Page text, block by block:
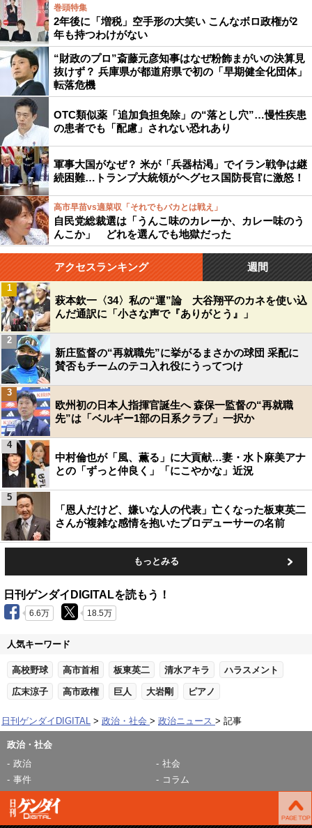
巻頭特集
2年後に「増税」空手形の大笑い こんなボロ政権が2
年も持つわけがない
“財政のプロ”斎藤元彦知事はなぜ粉飾まがいの決算見
抜けず？ 兵庫県が都道府県で初の「早期健全化団体」
転落危機
OTC類似薬「追加負担免除」の“落とし穴”…慢性疾患
の患者でも「配慮」されない恐れあり
軍事大国がなぜ？ 米が「兵器枯渇」でイラン戦争は継
続困難…トランプ大統領がヘグセス国防長官に激怒！
高市早苗vs適菜収「それでもバカとは戦え」
自民党総裁選は「うんこ味のカレーか、カレー味のう
んこか」 どれを選んでも地獄だった
アクセスランキング 週間
萩本欽一〈34〉私の“運”論 大谷翔平のカネを使い込
んだ通訳に「小さな声で『ありがとう』」
1
新庄監督の“再就職先”に挙がるまさかの球団 采配に
賛否もチームのテコ入れ役にうってつけ
2
欧州初の日本人指揮官誕生へ 森保一監督の“再就職
先”は「ベルギー1部の日系クラブ」一択か
3
中村倫也が「風、薫る」に大貢献…妻・水卜麻美アナ
との「ずっと仲良く」「にこやかな」近況
4
「恩人だけど、嫌いな人の代表」亡くなった板東英二
さんが複雑な感情を抱いたプロデューサーの名前
5
もっとみる
日刊ゲンダイDIGITALを読もう！
6.6万 18.5万
人気キーワード
高校野球 高市首相 板東英二 清水アキラ ハラスメント
広末涼子 高市政権 巨人 大岩剛 ピアノ
日刊ゲンダイDIGITAL 政治・社会 政治ニュース 記事
政治・社会
政治
社会
事件
コラム